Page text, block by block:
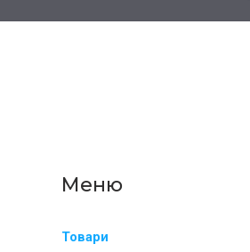
Товари